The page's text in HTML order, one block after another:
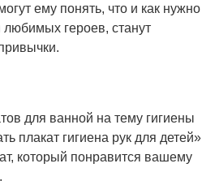
ему понять, что и как нужно
героев, станут
для ванной на тему гигиены
плакат гигиена рук для детей»
который понравится вашему